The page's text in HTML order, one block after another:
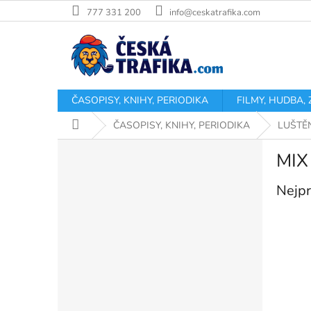
na
777 331 200 info@ceskatrafika.com
ČASOPISY, KNIHY, PERIODIKA FILMY, HUDBA,
Domů ČASOPISY, KNIHY, PERIODIKA